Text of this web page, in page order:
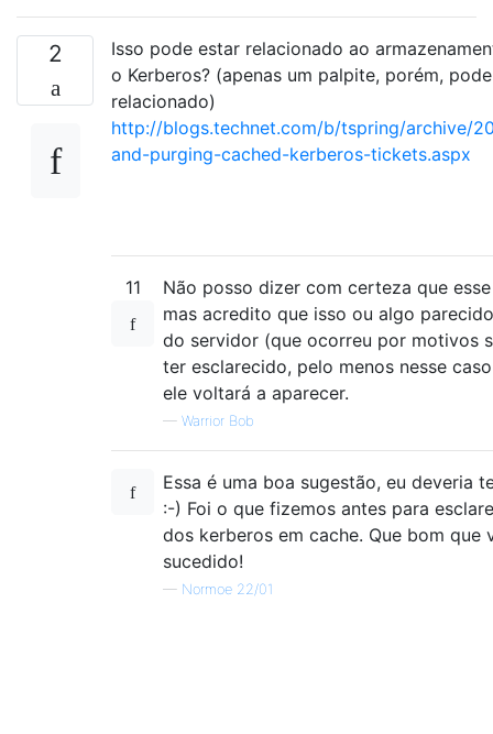
2
Isso pode estar relacionado ao
o Kerberos? (apenas um palpite, porém,
relacionado)
http://blogs.technet.com/b/tspring/archive/
and-purging-cached-kerberos-tickets.aspx
11
Não posso dizer com certeza que
mas acredito que isso ou algo
do servidor (que ocorreu por motivos
ter esclarecido, pelo menos nesse
ele voltará a aparecer.
— Warrior Bob
Essa é uma boa sugestão, eu deveria
:-) Foi o que fizemos antes para
dos kerberos em cache. Que bom que
sucedido!
— Normoe 22/01